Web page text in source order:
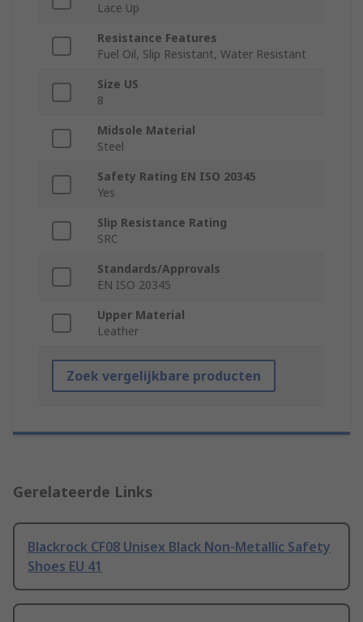
Lace Up
Resistance Features
Fuel Oil, Slip Resistant, Water Resistant
Size US
8
Midsole Material
Steel
Safety Rating EN ISO 20345
Yes
Slip Resistance Rating
SRC
Standards/Approvals
EN ISO 20345
Upper Material
Leather
Zoek vergelijkbare producten
Gerelateerde Links
Blackrock CF08 Unisex Black Non-Metallic Safety
Shoes EU 41